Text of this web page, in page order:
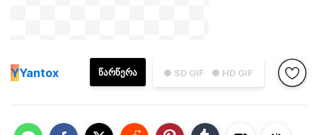
● SD GIF ● HD GIF
ᲬᲐᲠᲬᲔᲠᲐ
YYantox